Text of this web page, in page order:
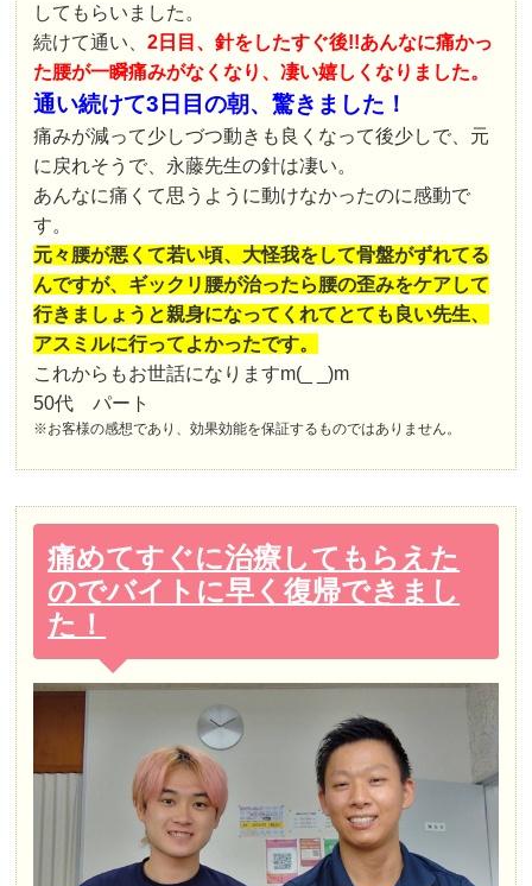
してもらいました。
続けて通い、2日目、針をしたすぐ後!!あんなに痛かっ
た腰が一瞬痛みがなくなり、凄い嬉しくなりました。
通い続けて3日目の朝、驚きました！
痛みが減って少しづつ動きも良くなって後少しで、元
に戻れそうで、永藤先生の針は凄い。
あんなに痛くて思うように動けなかったのに感動で
す。
元々腰が悪くて若い頃、大怪我をして骨盤がずれてる
んですが、ギックリ腰が治ったら腰の歪みをケアして
行きましょうと親身になってくれてとても良い先生、
アスミルに行ってよかったです。
これからもお世話になりますm(_ _)m
50代 パート
※お客様の感想であり、効果効能を保証するものではありません。
痛めてすぐに治療してもらえた
のでバイトに早く復帰できまし
た！